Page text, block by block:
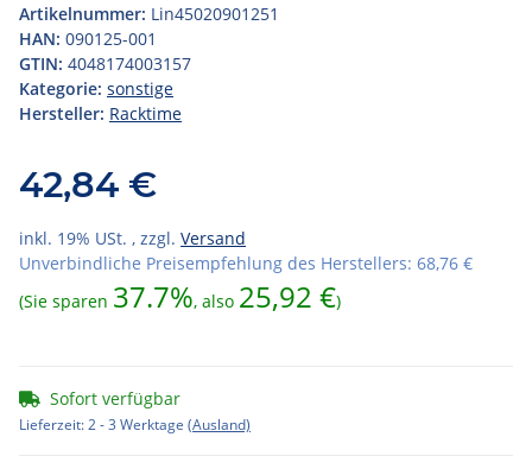
Artikelnummer: Lin45020901251
HAN: 090125-001
GTIN: 4048174003157
Kategorie: sonstige
Hersteller: Racktime
42,84 €
inkl. 19% USt. , zzgl. Versand
Unverbindliche Preisempfehlung des Herstellers: 68,76 €
(Sie sparen 37.7%, also 25,92 €)
Sofort verfügbar
Lieferzeit:2 - 3 Werktage (Ausland)